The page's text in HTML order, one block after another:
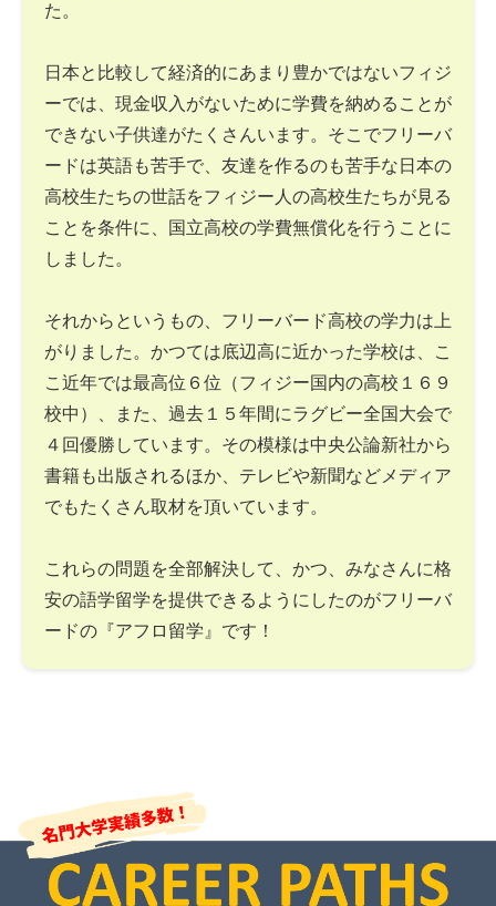
た。
日本と比較して経済的にあまり豊かではないフィジ
ーでは、現金収入がないために学費を納めることが
できない子供達がたくさんいます。そこでフリーバ
ードは英語も苦手で、友達を作るのも苦手な日本の
高校生たちの世話をフィジー人の高校生たちが見る
ことを条件に、国立高校の学費無償化を行うことに
しました。
それからというもの、フリーバード高校の学力は上
がりました。かつては底辺高に近かった学校は、こ
こ近年では最高位６位（フィジー国内の高校１６９
校中）、また、過去１５年間にラグビー全国大会で
４回優勝しています。その模様は中央公論新社から
書籍も出版されるほか、テレビや新聞などメディア
でもたくさん取材を頂いています。
これらの問題を全部解決して、かつ、みなさんに格
安の語学留学を提供できるようにしたのがフリーバ
ードの『アフロ留学』です！